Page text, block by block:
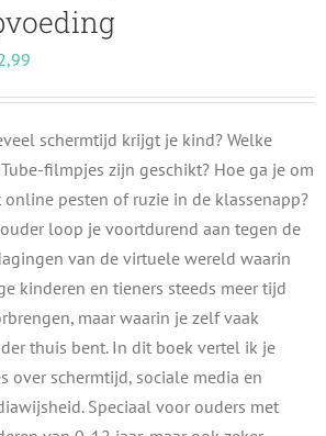
schermtijd krijgt je kind? Welke
filmpjes zijn geschikt? Hoe ga je om
online pesten of ruzie in de klassenapp?
loop je voortdurend aan tegen de
van de virtuele wereld waarin
kinderen en tieners steeds meer tijd
maar waarin je zelf vaak
thuis bent. In dit boek vertel ik je
over schermtijd, sociale media en
Speciaal voor ouders met